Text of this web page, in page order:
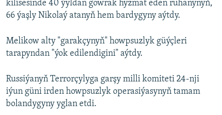
kilisesinde 40 ýyldan gowrak hyzmat eden ruhanynyň,
66 ýaşly Nikolaý atanyň hem bardygyny aýtdy.
Melikow alty "garakçynyň" howpsuzlyk güýçleri
tarapyndan "ýok edilendigini" aýtdy.
Russiýanyň Terrorçylyga garşy milli komiteti 24-nji
iýun güni irden howpsuzlyk operasiýasynyň tamam
bolandygyny yglan etdi.